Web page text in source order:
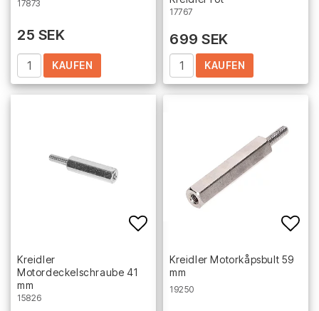
17873
25 SEK
KAUFEN
17767
699 SEK
KAUFEN
Add to list of favorites
Kreidler
Motordeckelschraube 41
mm
15826
Kreidler Motorkåpsbult 59
mm
19250